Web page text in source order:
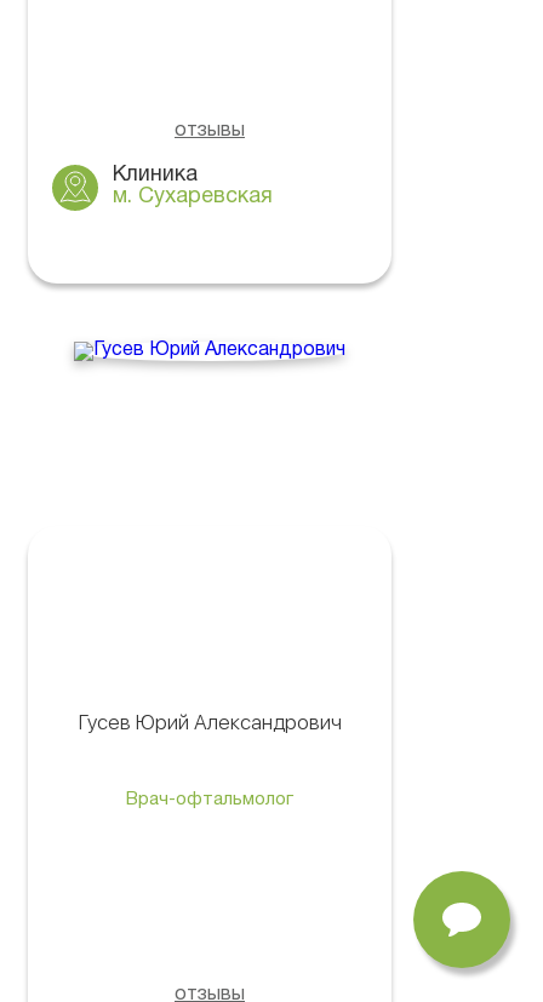
отзывы
Клиника
м. Сухаревская
Гусев Юрий Александрович
Врач-офтальмолог
отзывы